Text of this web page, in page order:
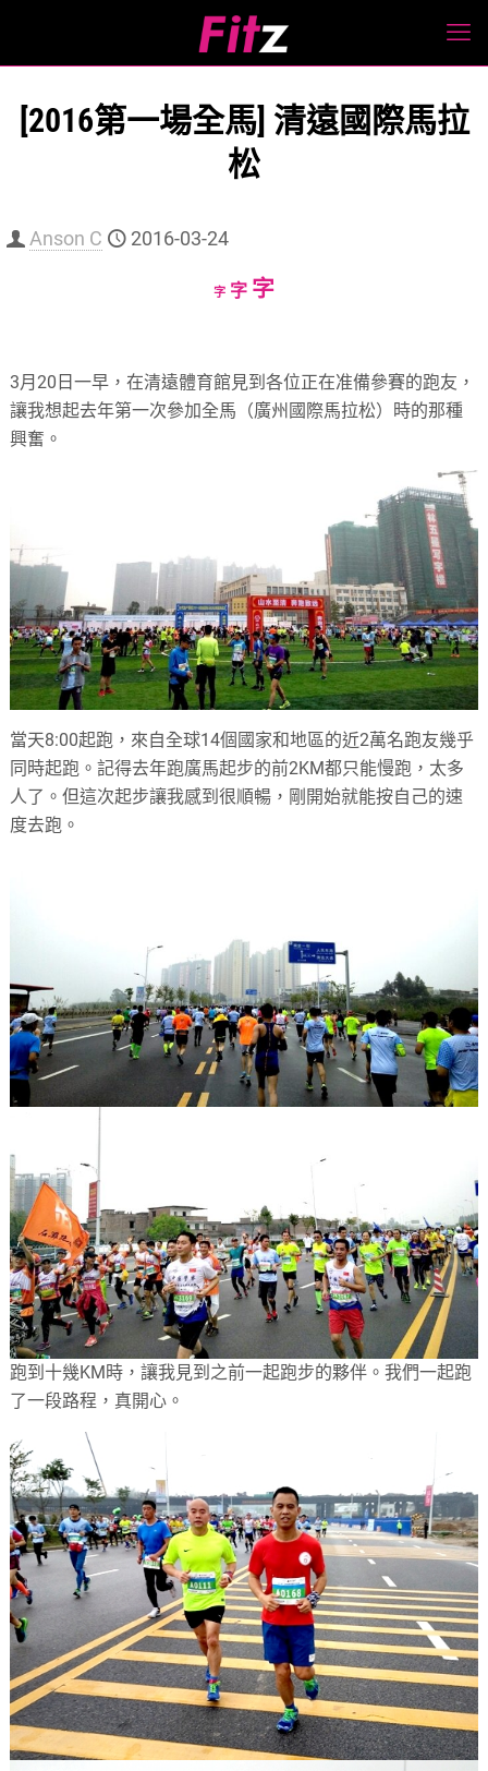
[2016第一場全馬] 清遠國際馬拉
松
Anson C 2016-03-24
字Decrease
字Reset
字Increase
3月20日一早，在清遠體育館見到各位正在准備參賽的跑友，
讓我想起去年第一次參加全馬（廣州國際馬拉松）時的那種
興奮。
當天8:00起跑，來自全球14個國家和地區的近2萬名跑友幾乎
同時起跑。記得去年跑廣馬起步的前2KM都只能慢跑，太多
人了。但這次起步讓我感到很順暢，剛開始就能按自己的速
度去跑。
跑到十幾KM時，讓我見到之前一起跑步的夥伴。我們一起跑
了一段路程，真開心。